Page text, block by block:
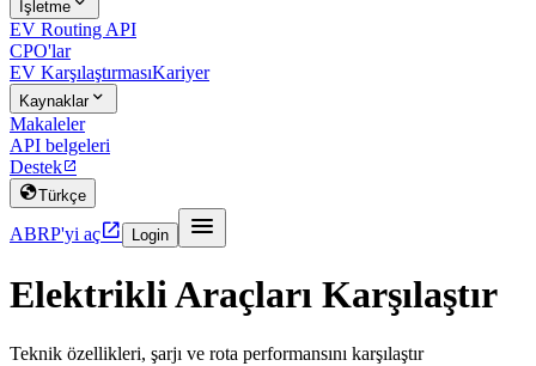
İşletme
EV Routing API
CPO'lar
EV KarşılaştırmasıKariyer
Kaynaklar
Makaleler
API belgeleri
Destek
Türkçe
ABRP'yi aç Login 
Elektrikli Araçları Karşılaştır
Teknik özellikleri, şarjı ve rota performansını karşılaştır